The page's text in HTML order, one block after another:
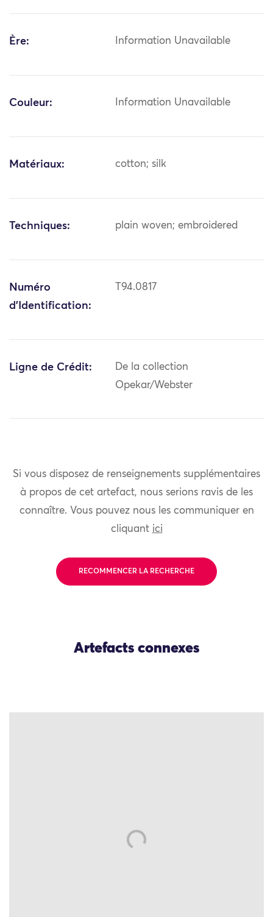
Ère: Information Unavailable
Couleur: Information Unavailable
Matériaux: cotton; silk
Techniques: plain woven; embroidered
Numéro
d'Identification:
T94.0817
Ligne de Crédit:
De la collection
Opekar/Webster
Si vous disposez de renseignements supplémentaires
à propos de cet artefact, nous serions ravis de les
connaître. Vous pouvez nous les communiquer en
cliquant ici
RECOMMENCER LA RECHERCHE
Artefacts connexes